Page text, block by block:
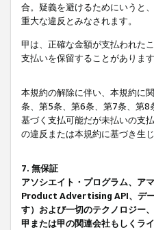
合。疑義を避けるためにいうと
重大な違反とみなされます。
甲は、正確な金額が支払われた
支払いを保留することがあります
本規約の解除に伴い、本規約に
条、第5条、第6条、第7条、第8
基づく支払可能だが未払いの支
の違反または本規約に基づき生
7. 無保証
アソシエイト・プログラム、ア
Product Advertising API、デー
す）および一切のテクノロジー
甲または甲の関連会社もしくラ